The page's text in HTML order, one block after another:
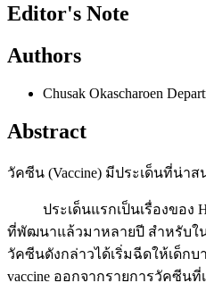
Editor's Note
Authors
Chusak Okascharoen
Abstract
วัคซีน (Vaccine) มีประเด็นที่น่า
ประเด็นแรกเป็นเรื่องของ
ที่พัฒนาแล้วมาหลายปี สำหรับใ
วัคซีนดังกล่าวได้เริ่มฉีดให้เด็ก
vaccine ออกจากรายการวัคซีน